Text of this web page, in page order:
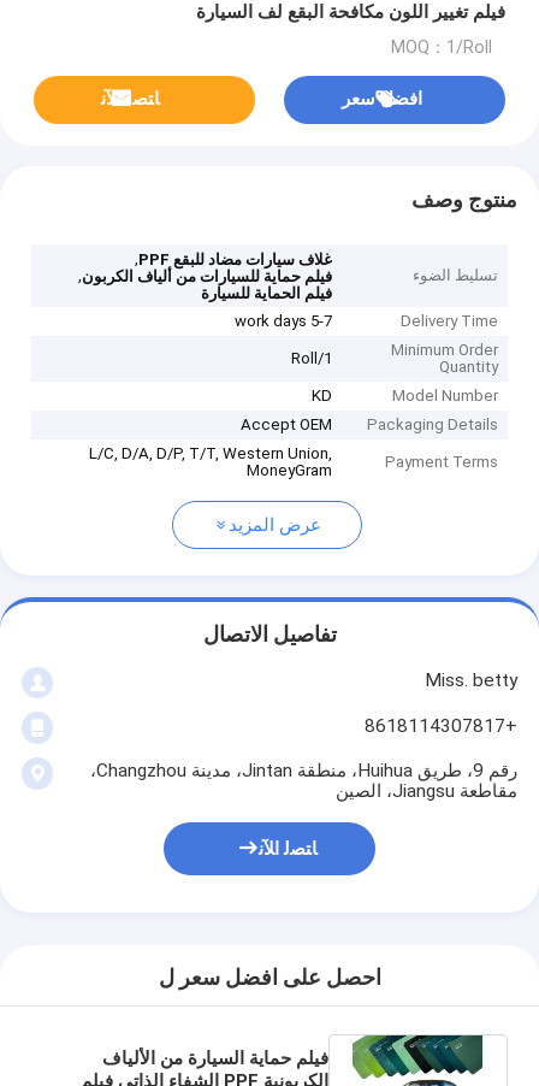
فيلم تغيير اللون مكافحة البقع لف السيارة
MOQ：1/Roll
افضل سعر ﺎﺘﺼﻟ ﺍﻶﻧ
منتوج وصف
تسليط الضوء
غلاف سيارات مضاد للبقع PPF
,
فيلم حماية للسيارات من ألياف الكربون,
فيلم الحماية للسيارة
Delivery Time
5-7 work days
Minimum Order
Quantity
1/Roll
Model Number
KD
Packaging Details
Accept OEM
Payment Terms
L/C, D/A, D/P, T/T, Western Union,
MoneyGram
عرض المزيد
تفاصيل الاتصال
Miss. betty
+8618114307817
رقم 9، طريق Huihua، منطقة Jintan، مدينة Changzhou،
مقاطعة Jiangsu، الصين
ﺎﺘﺼﻟ ﺍﻶﻧ
احصل على افضل سعر ل
فيلم حماية السيارة من الألياف
الكربونية PPF الشفاء الذاتي فيلم